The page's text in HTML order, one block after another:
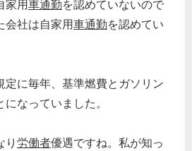
家用車通勤を認めていないので
会社は自家用車通勤を認めてい
定に毎年、基準燃費とガソリン
なっていました。
り 労働者優遇ですね。私が知っ